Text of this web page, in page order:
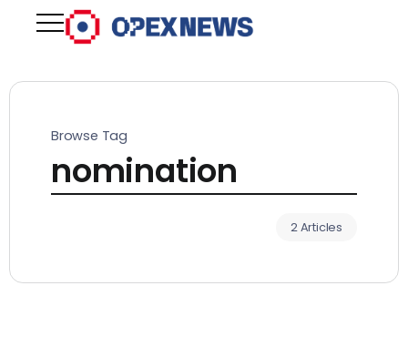
Browse Tag
nomination
2 Articles